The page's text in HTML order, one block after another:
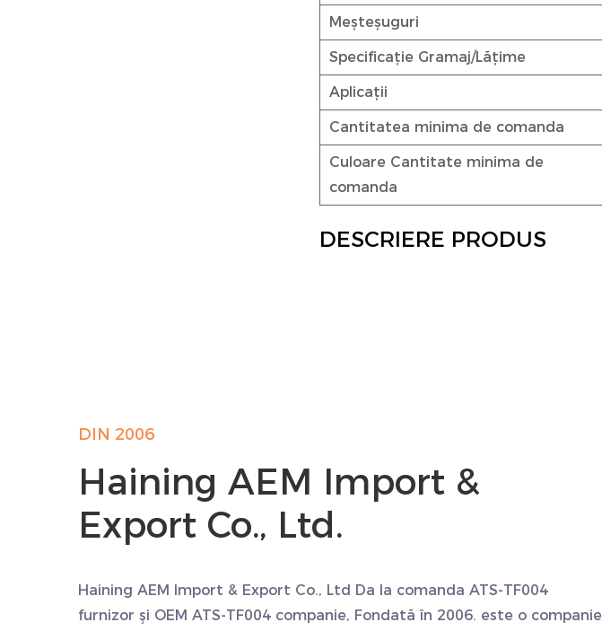
Meșteșuguri
Specificație Gramaj/Lățime
Aplicații
Cantitatea minima de comanda
Culoare Cantitate minima de
comanda
DESCRIERE PRODUS
DIN 2006
Haining AEM Import &
Export Co., Ltd.
Haining AEM Import & Export Co., Ltd Da la comanda ATS-TF004
furnizor şi OEM ATS-TF004 companie, Fondată în 2006. este o companie